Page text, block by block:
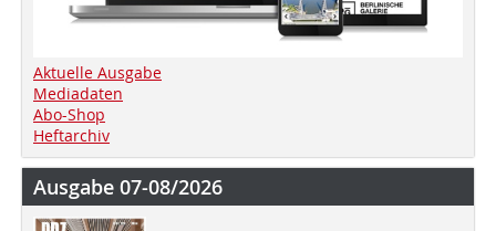
Aktuelle Ausgabe
Mediadaten
Abo-Shop
Heftarchiv
Ausgabe 07-08/2026